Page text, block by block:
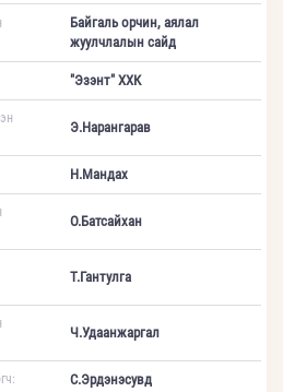
Байгаль орчин, аялал
жуулчлалын сайд
"Эзэнт" ХХК
Э.Нарангарав
Н.Мандах
О.Батсайхан
Т.Гантулга
Ч.Удаанжаргал
С.Эрдэнэсувд